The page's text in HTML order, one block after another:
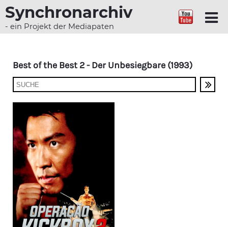
Synchronarchiv
- ein Projekt der Mediapaten
Best of the Best 2 - Der Unbesiegbare (1993)